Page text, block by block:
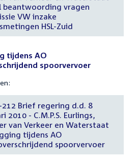
beantwoording vragen
VW inzake
HSL-Zuid
tijdens AO
spoorvervoer
212 Brief regering d.d. 8
2010 - C.M.P.S. Eurlings,
van Verkeer en Waterstaat
tijdens AO
spoorvervoer